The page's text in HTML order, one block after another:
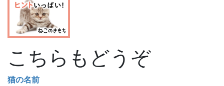
こちらもどうぞ
猫の名前